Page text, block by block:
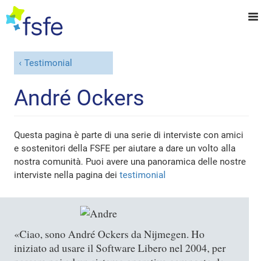
Testimonial
André Ockers
Questa pagina è parte di una serie di interviste con amici
e sostenitori della FSFE per aiutare a dare un volto alla
nostra comunità. Puoi avere una panoramica delle nostre
interviste nella pagina deitestimonial
«Ciao, sono André Ockers da Nijmegen. Ho
iniziato ad usare il Software Libero nel 2004, per